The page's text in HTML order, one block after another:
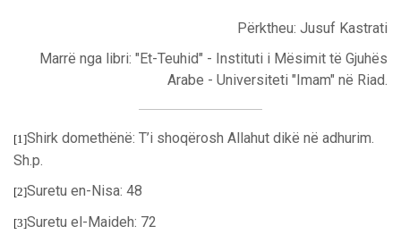
Përktheu: Jusuf Kastrati
Marrë nga libri: "Et-Teuhid" - Instituti i Mësimit të Gjuhës
Arabe - Universiteti "Imam" në Riad.
[1]Shirk domethënë: T’i shoqërosh Allahut dikë në adhurim.
Sh.p.
[2]Suretu en-Nisa: 48
[3]Suretu el-Maideh: 72